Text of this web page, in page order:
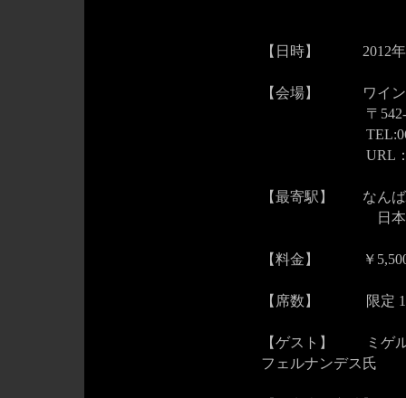
【日時】 2012年9
【会場】 ワイン
〒542-0074 大
TEL:06-
URL
【最寄駅】 なんば
日本橋駅（堺
【料金】 ￥5,500
【席数】 限定
【ゲスト】 ミゲル
フェルナンデス氏